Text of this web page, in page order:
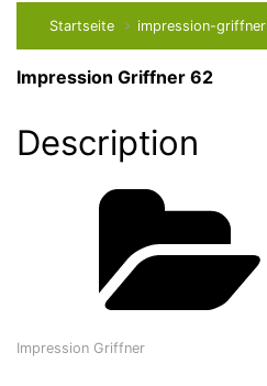
Startseite impression-griffner
Impression Griffner 62
Description
Impression Griffner